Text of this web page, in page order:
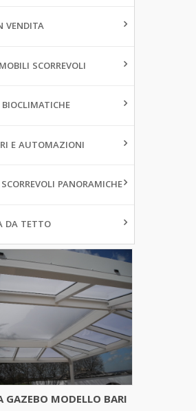
VENDITA
SCORREVOLI
BIOCLIMATICHE
E AUTOMAZIONI
PANORAMICHE
DA TETTO
GAZEBO MODELLO BARI